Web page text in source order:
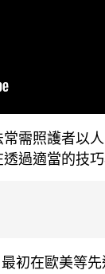
需照護者以
透過適當的技
最初在歐美等